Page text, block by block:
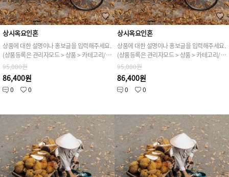
상시옥요인혼
상품에 대한 설명이나 홍보글을 입력해주세요.
(상품등록은 관리자모드 > 상품 > 카테고리/상품관리 > 상품등록 가능)
95,000원
86,400원
0 0
상시옥요인혼
상품에 대한 설명이나 홍보글을 입력해주세요.
(상품등록은 관리자모드 > 상품 > 카테고리/상품관리 > 상품등록 가능)
95,000원
86,400원
0 0